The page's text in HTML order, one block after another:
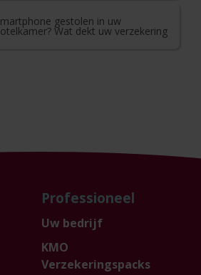
gestolen in uw
Wat dekt uw verzekering
Professioneel
Uw bedrijf
KMO
Verzekeringspacks